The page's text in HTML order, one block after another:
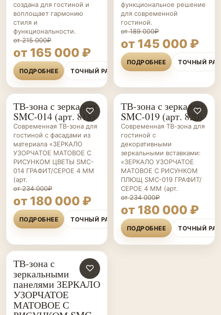
создана для гостиной и
воплощает гармонию
стиля и
функциональности.
от 215 000₽
от 165 000 ₽
ПОДРОБНЕЕ ТОЧНЫЙ РАСЧЁТ
функциональное решение
для современной
гостиной.
от 189 000₽
от 145 000 ₽
ПОДРОБНЕЕ ТОЧНЫЙ
ГОСТИНЫЕ НА ЗАКАЗ
♡
ТВ-зона с зеркалом
SMC-014 (арт. 818)
Современная ТВ-зона для
гостиной с фасадами из
материала «ЗЕРКАЛО
УЗОРЧАТОЕ МАТОВОЕ С
РИСУНКОМ ЦВЕТЫ SMC-
014 ГРАФИТ/СЕРОЕ 4 ММ
(арт.
от 234 000₽
от 180 000 ₽
ПОДРОБНЕЕ ТОЧНЫЙ РАСЧЁТ
ГОСТИНЫЕ НА ЗАКАЗ
♡
ТВ-зона с зеркалом
SMC-019 (арт. 820)
Современная ТВ-зона для
гостиной с
декоративными
зеркальными вставками:
«ЗЕРКАЛО УЗОРЧАТОЕ
МАТОВОЕ С РИСУНКОМ
ПЛЮЩ SMC-019 ГРАФИТ/
СЕРОЕ 4 ММ (арт.
от 234 000₽
от 180 000 ₽
ПОДРОБНЕЕ ТОЧНЫЙ
ГОСТИНЫЕ НА ЗАКАЗ
♡
ТВ-зона с
зеркальными
панелями ЗЕРКАЛО
УЗОРЧАТОЕ
МАТОВОЕ С